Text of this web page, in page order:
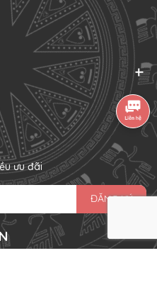
ưu đãi
ĐĂNG KÝ